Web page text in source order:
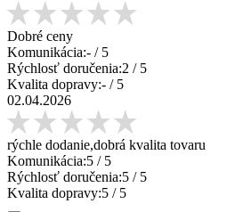
Dobré ceny
Komunikácia:- / 5
Rýchlosť doručenia:2 / 5
Kvalita dopravy:- / 5
02.04.2026
rýchle dodanie,dobrá kvalita tovaru
Komunikácia:5 / 5
Rýchlosť doručenia:5 / 5
Kvalita dopravy:5 / 5